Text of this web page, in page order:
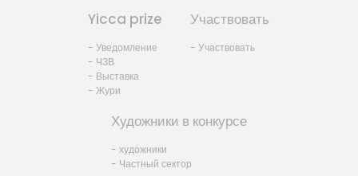
Yicca prize
- Уведомление
- ЧЗВ
- Выставка
- Жури
Участвовать
- Участвовать
Художники в конкурсе
- художники
- Частный сектор